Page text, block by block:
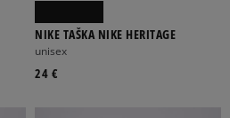
NIKE TAŠKA NIKE HERITAGE
unisex
24 €